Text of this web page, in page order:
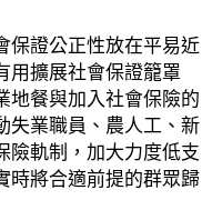
保證公正性放在平易近
用擴展社會保證籠罩
地餐與加入社會保險的
失業職員、農人工、新
險軌制，加大力度低支
時將合適前提的群眾歸